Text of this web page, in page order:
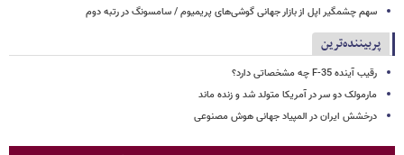
سهم چشمگیر اپل از بازار جهانی گوشی‌های پریمیوم / سامسونگ در رتبه دوم
پربیننده‌ترین
رقیب آینده F-35 چه مشخصاتی دارد؟
مارمولک دو سر در آمریکا متولد شد و زنده ماند
درخشش ایران در المپیاد جهانی هوش مصنوعی